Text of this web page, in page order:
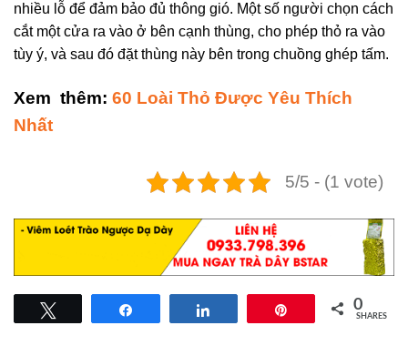
nhiều lỗ để đảm bảo đủ thông gió. Một số người chọn cách
cắt một cửa ra vào ở bên cạnh thùng, cho phép thỏ ra vào
tùy ý, và sau đó đặt thùng này bên trong chuồng ghép tấm.
Xem thêm: 60 Loài Thỏ Được Yêu Thích
Nhất
5/5 - (1 vote)
0
SHARES